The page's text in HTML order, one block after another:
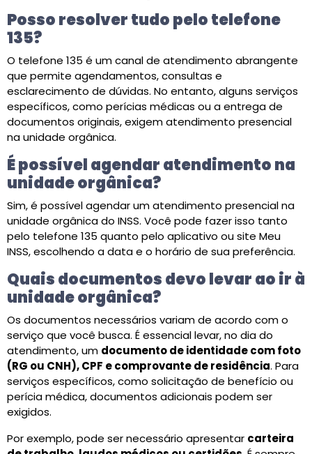
Posso resolver tudo pelo telefone
135?
O telefone 135 é um canal de atendimento abrangente
que permite agendamentos, consultas e
esclarecimento de dúvidas. No entanto, alguns serviços
específicos, como perícias médicas ou a entrega de
documentos originais, exigem atendimento presencial
na unidade orgânica.
É possível agendar atendimento na
unidade orgânica?
Sim, é possível agendar um atendimento presencial na
unidade orgânica do INSS. Você pode fazer isso tanto
pelo telefone 135 quanto pelo aplicativo ou site Meu
INSS, escolhendo a data e o horário de sua preferência.
Quais documentos devo levar ao ir à
unidade orgânica?
Os documentos necessários variam de acordo com o
serviço que você busca. É essencial levar, no dia do
atendimento, um documento de identidade com foto
(RG ou CNH), CPF e comprovante de residência. Para
serviços específicos, como solicitação de benefício ou
perícia médica, documentos adicionais podem ser
exigidos.
Por exemplo, pode ser necessário apresentar carteira